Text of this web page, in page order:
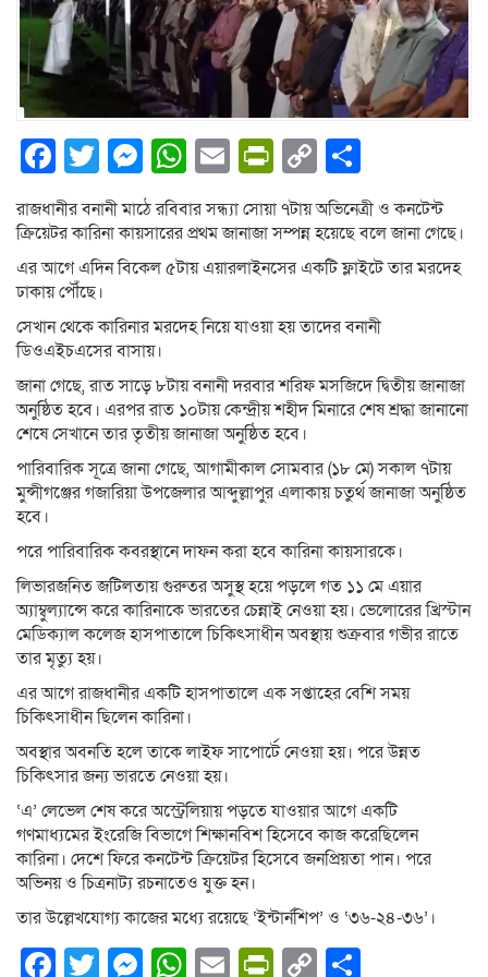
Facebook
Twitter
Messenger
WhatsApp
EmailPrintFriendly
Copy
Link
রাজধানীর বনানী মাঠে রবিবার সন্ধ্যা সোয়া ৭টায় অভিনেত্রী ও কনটেন্ট
ক্রিয়েটর কারিনা কায়সারের প্রথম জানাজা সম্পন্ন হয়েছে বলে জানা গেছে।
এর আগে এদিন বিকেল ৫টায় এয়ারলাইনসের একটি ফ্লাইটে তার মরদেহ
ঢাকায় পৌঁছে।
সেখান থেকে কারিনার মরদেহ নিয়ে যাওয়া হয় তাদের বনানী
ডিওএইচএসের বাসায়।
জানা গেছে, রাত সাড়ে ৮টায় বনানী দরবার শরিফ মসজিদে দ্বিতীয় জানাজা
অনুষ্ঠিত হবে। এরপর রাত ১০টায় কেন্দ্রীয় শহীদ মিনারে শেষ শ্রদ্ধা জানানো
শেষে সেখানে তার তৃতীয় জানাজা অনুষ্ঠিত হবে।
পারিবারিক সূত্রে জানা গেছে, আগামীকাল সোমবার (১৮ মে) সকাল ৭টায়
মুন্সীগঞ্জের গজারিয়া উপজেলার আব্দুল্লাপুর এলাকায় চতুর্থ জানাজা অনুষ্ঠিত
হবে।
পরে পারিবারিক কবরস্থানে দাফন করা হবে কারিনা কায়সারকে।
লিভারজনিত জটিলতায় গুরুতর অসুস্থ হয়ে পড়লে গত ১১ মে এয়ার
অ্যাম্বুল্যান্সে করে কারিনাকে ভারতের চেন্নাই নেওয়া হয়। ভেলোরের খ্রিস্টান
মেডিক্যাল কলেজ হাসপাতালে চিকিৎসাধীন অবস্থায় শুক্রবার গভীর রাতে
তার মৃত্যু হয়।
এর আগে রাজধানীর একটি হাসপাতালে এক সপ্তাহের বেশি সময়
চিকিৎসাধীন ছিলেন কারিনা।
অবস্থার অবনতি হলে তাকে লাইফ সাপোর্টে নেওয়া হয়। পরে উন্নত
চিকিৎসার জন্য ভারতে নেওয়া হয়।
‘এ’ লেভেল শেষ করে অস্ট্রেলিয়ায় পড়তে যাওয়ার আগে একটি
গণমাধ্যমের ইংরেজি বিভাগে শিক্ষানবিশ হিসেবে কাজ করেছিলেন
কারিনা। দেশে ফিরে কনটেন্ট ক্রিয়েটর হিসেবে জনপ্রিয়তা পান। পরে
অভিনয় ও চিত্রনাট্য রচনাতেও যুক্ত হন।
তার উল্লেখযোগ্য কাজের মধ্যে রয়েছে ‘ইন্টার্নশিপ’ ও ‘৩৬-২৪-৩৬’।
Facebook
Twitter
Messenger
WhatsApp
EmailPrintFriendly
Copy